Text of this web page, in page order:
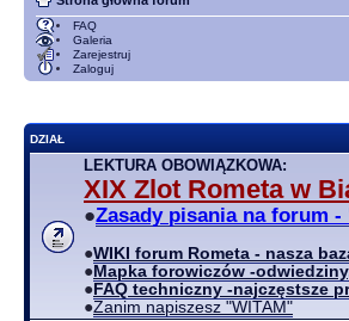
FAQ
Galeria
Zarejestruj
Zaloguj
DZIAŁ
LEKTURA OBOWIĄZKOWA:
XIX Zlot Rometa w
●Zasady pisania na forum
●WIKI forum Rometa - nasza
●Mapka forowiczów -
●FAQ techniczny -najczęstsze
●Zanim napiszesz "WITAM"